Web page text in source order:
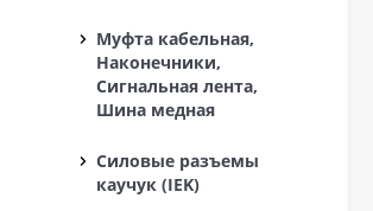
Муфта кабельная,
Наконечники,
Сигнальная лента,
Шина медная
Силовые разъемы
каучук (IEK)